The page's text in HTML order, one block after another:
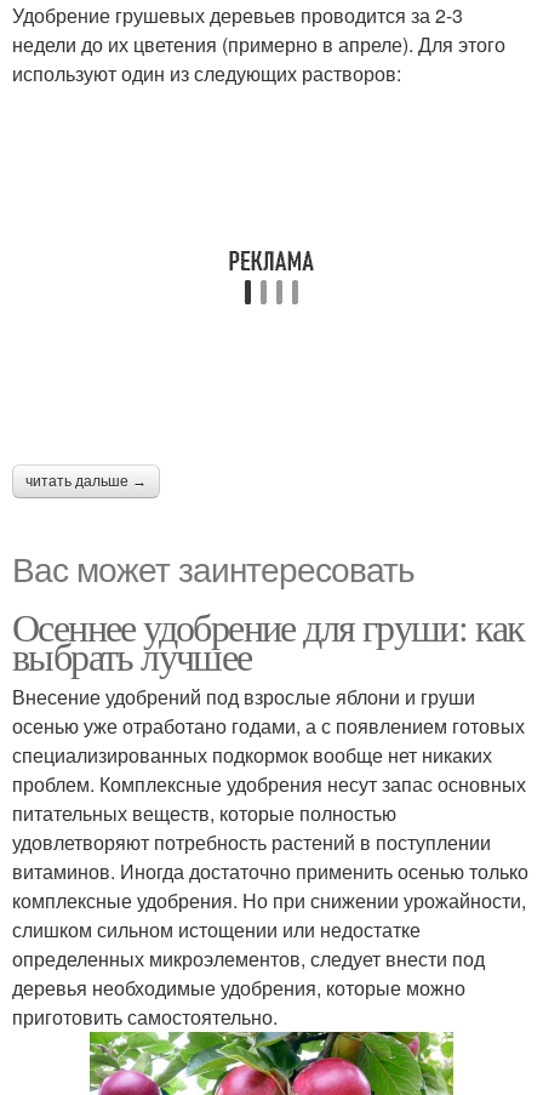
Удобрение грушевых деревьев проводится за 2-3
недели до их цветения (примерно в апреле). Для этого
используют один из следующих растворов:
читать дальше →
Вас может заинтересовать
Осеннее удобрение для груши: как
выбрать лучшее
Внесение удобрений под взрослые яблони и груши
осенью уже отработано годами, а с появлением готовых
специализированных подкормок вообще нет никаких
проблем. Комплексные удобрения несут запас основных
питательных веществ, которые полностью
удовлетворяют потребность растений в поступлении
витаминов. Иногда достаточно применить осенью только
комплексные удобрения. Но при снижении урожайности,
слишком сильном истощении или недостатке
определенных микроэлементов, следует внести под
деревья необходимые удобрения, которые можно
приготовить самостоятельно.